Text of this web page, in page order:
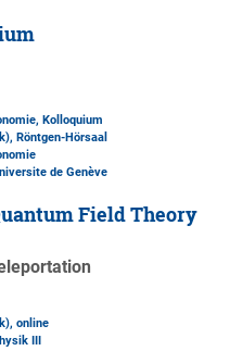
Kolloquium
, Röntgen-Hörsaal
de Genève
Field Theory
, online
III